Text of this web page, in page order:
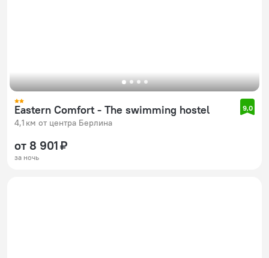
Eastern Comfort - The swimming hostel
4,1 км от центра Берлина
9,0
от 8 901 ₽
за ночь